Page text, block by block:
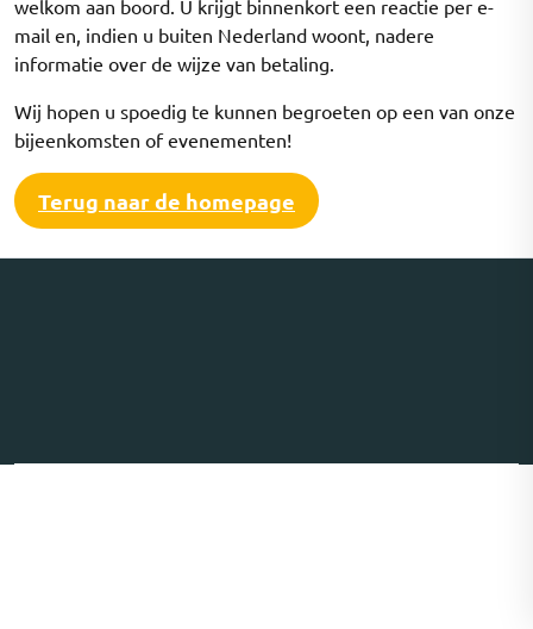
welkom aan boord. U krijgt binnenkort een reactie per e-
mail en, indien u buiten Nederland woont, nadere
informatie over de wijze van betaling.
Wij hopen u spoedig te kunnen begroeten op een van onze
bijeenkomsten of evenementen!
Terug naar de homepage